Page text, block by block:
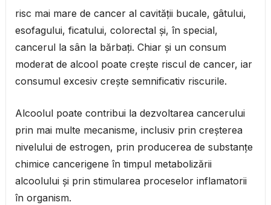
risc mai mare de cancer al cavității bucale, gâtului,
esofagului, ficatului, colorectal și, în special,
cancerul la sân la bărbați. Chiar și un consum
moderat de alcool poate crește riscul de cancer, iar
consumul excesiv crește semnificativ riscurile.
Alcoolul poate contribui la dezvoltarea cancerului
prin mai multe mecanisme, inclusiv prin creșterea
nivelului de estrogen, prin producerea de substanțe
chimice cancerigene în timpul metabolizării
alcoolului și prin stimularea proceselor inflamatorii
în organism.